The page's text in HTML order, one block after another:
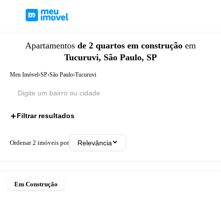
Apartamentos de 2 quartos em construção em
Tucuruvi, São Paulo, SP
Meu Imóvel›SP›São Paulo›Tucuruvi
Filtrar resultados
Ordenar2 imóveis por Relevância
Em Construção